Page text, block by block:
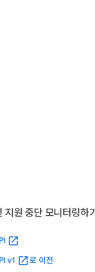
지원 중단 모니터링하기
open_in_new
v1 open_in_new로 이전